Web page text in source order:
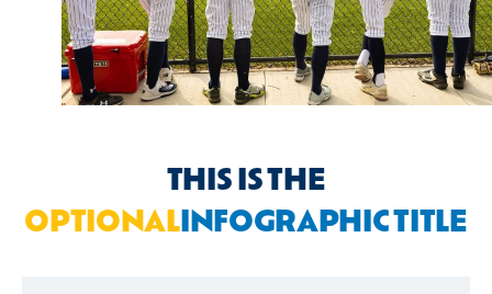
THIS IS THE
OPTIONALINFOGRAPHIC TITLE